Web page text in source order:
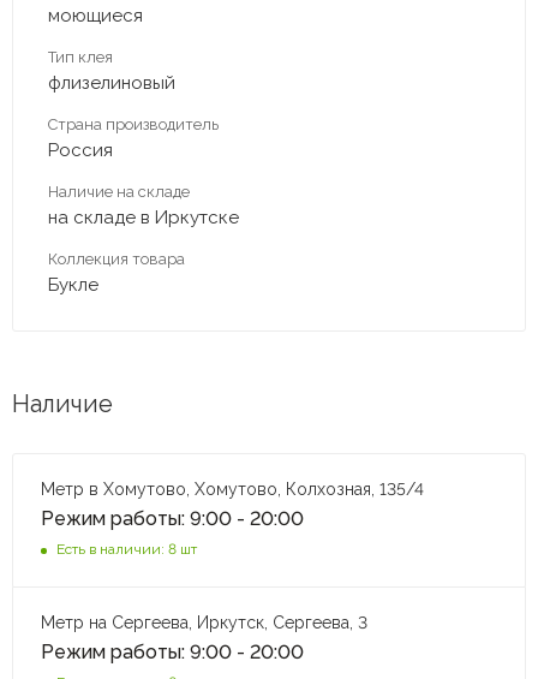
моющиеся
Тип клея
флизелиновый
Страна производитель
Россия
Наличие на складе
на складе в Иркутске
Коллекция товара
Букле
Наличие
Метр в Хомутово, Хомутово, Колхозная, 135/4
Режим работы: 9:00 - 20:00
Есть в наличии: 8 шт
Метр на Сергеева, Иркутск, Сергеева, 3
Режим работы: 9:00 - 20:00